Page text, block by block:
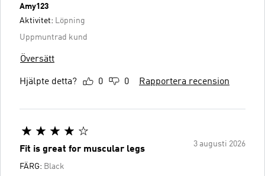
Amy123
Aktivitet: Löpning
Uppmuntrad kund
Översätt
Hjälpte detta? 0 0 Rapportera recension
3 augusti 2026
Fit is great for muscular legs
FÄRG: Black